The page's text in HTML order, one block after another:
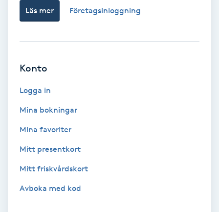
Color correction
Damklippning
Dermapen
Läs mer Företagsinloggning
Konto
Logga in
Mina bokningar
Mina favoriter
Mitt presentkort
Mitt friskvårdskort
Avboka med kod